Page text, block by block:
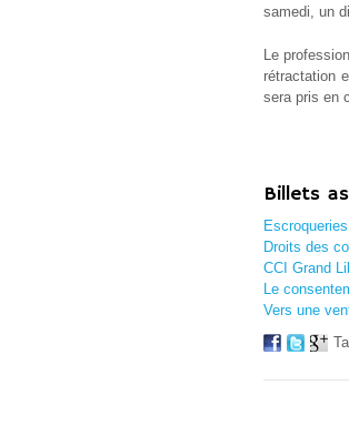
samedi, un
Le
rétractation
sera pris en
Billets
Droits des
CCI Grand
Le
Vers une